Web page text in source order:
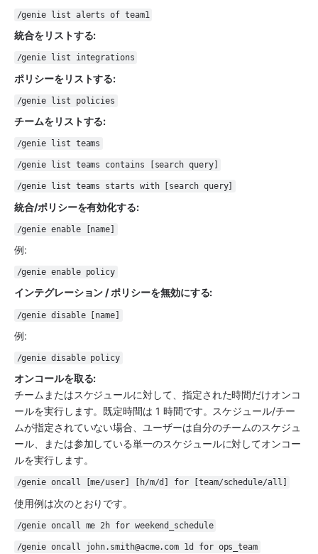
/genie list alerts of team1
統合をリストする:
/genie list integrations
ポリシーをリストする:
/genie list policies
チームをリストする:
/genie list teams
/genie list teams contains [search query]
/genie list teams starts with [search query]
統合/ポリシーを有効化する:
/genie enable [name]
例:
/genie enable policy
インテグレーション / ポリシーを無効にする:
/genie disable [name]
例:
/genie disable policy
オンコールを取る:
チームまたはスケジュールに対して、指定された時間だけオンコ
ールを実行します。既定時間は 1 時間です。スケジュール/チー
ムが指定されていない場合、ユーザーは自分のチームのスケジュ
ール、または参加している単一のスケジュールに対してオンコー
ルを実行します。
/genie oncall [me/user] [h/m/d] for [team/schedule/all]
使用例は次のとおりです。
/genie oncall me 2h for weekend_schedule
/genie oncall john.smith@acme.com 1d for ops_team